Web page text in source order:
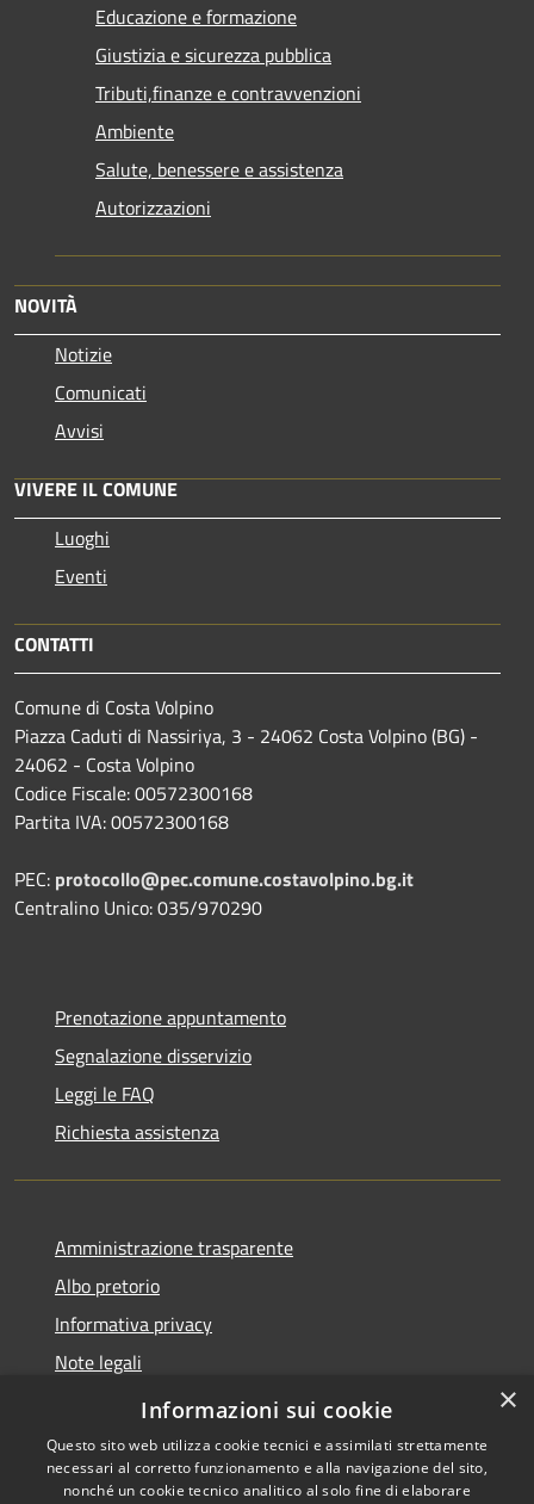
Educazione e formazione
Giustizia e sicurezza pubblica
Tributi,finanze e contravvenzioni
Ambiente
Salute, benessere e assistenza
Autorizzazioni
NOVITÀ
Notizie
Comunicati
Avvisi
VIVERE IL COMUNE
Luoghi
Eventi
CONTATTI
Comune di Costa Volpino
Piazza Caduti di Nassiriya, 3 - 24062 Costa Volpino (BG) -
24062 - Costa Volpino
Codice Fiscale: 00572300168
Partita IVA: 00572300168
PEC: protocollo@pec.comune.costavolpino.bg.it
Centralino Unico: 035/970290
Prenotazione appuntamento
Segnalazione disservizio
Leggi le FAQ
Richiesta assistenza
Amministrazione trasparente
Albo pretorio
Informativa privacy
Note legali
Dichiarazione di accessibilità
×
Informazioni sui cookie
Questo sito web utilizza cookie tecnici e assimilati strettamente
necessari al corretto funzionamento e alla navigazione del sito,
nonché un cookie tecnico analitico al solo fine di elaborare